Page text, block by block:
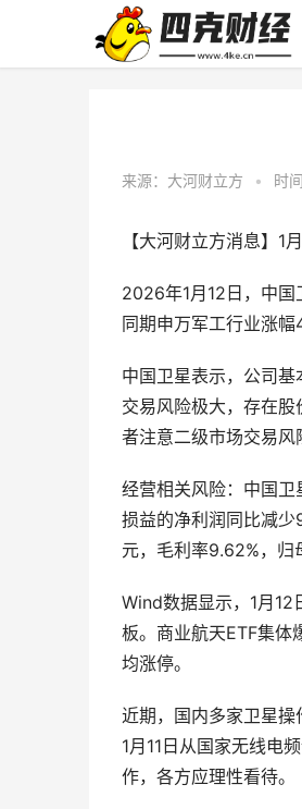
来源：大河财立方 • 时
【大河财立方消息】1
2026年1月12日，中
同期申万军工行业涨
中国卫星表示，公司
交易风险极大，存在
者注意二级市场交易风
经营相关风险：中国
损益的净利润同比减
元，毛利率9.62%，归
Wind数据显示，1月12
板。商业航天ETF集体
均涨停。
近期，国内多家卫星
1月11日从国家无线电
作，各方应理性看待。